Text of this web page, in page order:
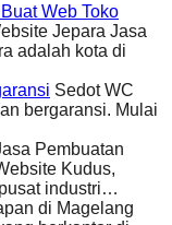
Web Toko
Jepara Jasa
adalah kota di
Sedot WC
bergaransi. Mulai
Pembuatan
Kudus,
industri…
di Magelang